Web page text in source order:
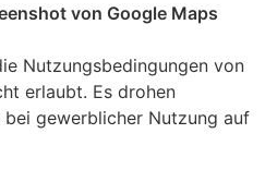
von Google Maps
Nutzungsbedingungen von
erlaubt. Es drohen
bei gewerblicher Nutzung auf